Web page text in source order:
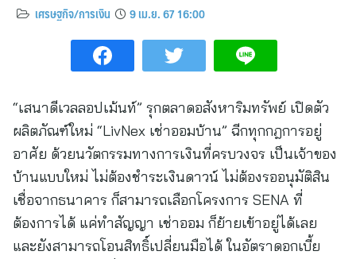
เศรษฐกิจ/การเงิน 9 เม.ย. 67 16:00
“เสนาดีเวลลอปเม้นท์” รุกตลาดอสังหาริมทรัพย์ เปิดตัว
ผลิตภัณฑ์ใหม่ “LivNex เช่าออมบ้าน” ฉีกทุกกฎการอยู่
อาศัย ด้วยนวัตกรรมทางการเงินที่ครบวงจร เป็นเจ้าของ
บ้านแบบใหม่ ไม่ต้องชำระเงินดาวน์ ไม่ต้องรออนุมัติสิน
เชื่อจากธนาคาร ก็สามารถเลือกโครงการ SENA ที่
ต้องการได้ แค่ทำสัญญา เช่าออม ก็ย้ายเข้าอยู่ได้เลย
และยังสามารถโอนสิทธิ์เปลี่ยนมือได้ ในอัตราดอกเบี้ย